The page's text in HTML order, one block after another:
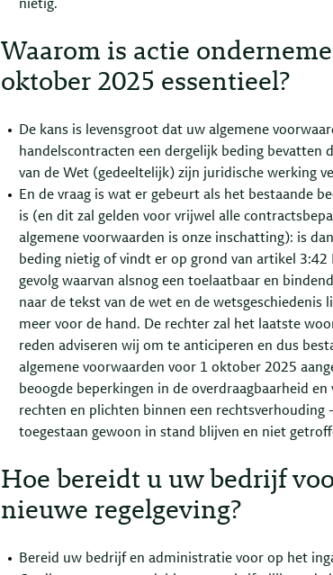
nietig.
Waarom is actie
oktober 2025 essentieel?
De kans is levensgroot dat uw algemene
handelscontracten een dergelijk beding bevatten
van de Wet (gedeeltelijk) zijn juridische werking
En de vraag is wat er gebeurt als het bestaande
is (en dit zal gelden voor vrijwel alle
algemene voorwaarden is onze inschatting): is
beding nietig of vindt er op grond van artikel 3:42
gevolg waarvan alsnog een toelaatbaar en
naar de tekst van de wet en de wetsgeschiedenis
meer voor de hand. De rechter zal het laatste
reden adviseren wij om te anticiperen en dus
algemene voorwaarden voor 1 oktober 2025
beoogde beperkingen in de overdraagbaarheid en
rechten en plichten binnen een rechtsverhouding
toegestaan gewoon in stand blijven en niet
Hoe bereidt u uw bedrijf
nieuwe regelgeving?
Bereid uw bedrijf en administratie voor op het